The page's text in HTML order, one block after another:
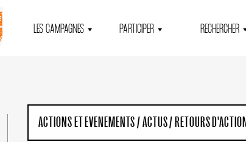
LES CAMPAGNES PARTICIPER RECHERCHER
ACTIONS ET EVENEMENTS/ACTUS/ RETOURS